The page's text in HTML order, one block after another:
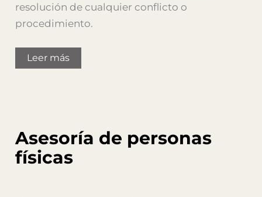
resolución de cualquier conflicto o
procedimiento.
Leer más
Asesoría de personas
físicas